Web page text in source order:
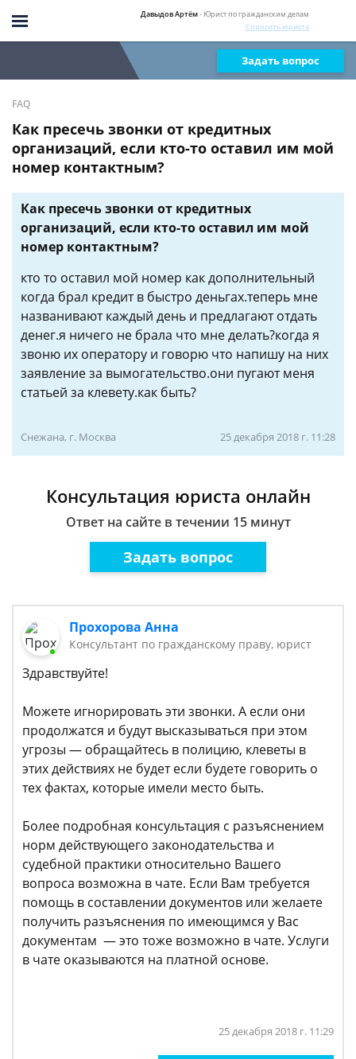
Давыдов Артём- Юрист по гражданским делам
Спросить юриста
Задать вопрос
FAQ
Как пресечь звонки от кредитных
организаций, если кто-то оставил им мой
номер контактным?
Как пресечь звонки от кредитных
организаций, если кто-то оставил им мой
номер контактным?
кто то оставил мой номер как дополнительный
когда брал кредит в быстро деньгах.теперь мне
названивают каждый день и предлагают отдать
денег.я ничего не брала что мне делать?когда я
звоню их оператору и говорю что напишу на них
заявление за вымогательство.они пугают меня
статьей за клевету.как быть?
Снежана, г. Москва 25 декабря 2018 г. 11:28
Консультация юриста онлайн
Ответ на сайте в течении 15 минут
Задать вопрос
Прохорова Анна
Консультант по гражданскому праву, юрист
Здравствуйте!
Можете игнорировать эти звонки. А если они
продолжатся и будут высказываться при этом
угрозы — обращайтесь в полицию, клеветы в
этих действиях не будет если будете говорить о
тех фактах, которые имели место быть.
Более подробная консультация с разъяснением
норм действующего законодательства и
судебной практики относительно Вашего
вопроса возможна в чате. Если Вам требуется
помощь в составлении документов или желаете
получить разъяснения по имеющимся у Вас
документам — это тоже возможно в чате. Услуги
в чате оказываются на платной основе.
25 декабря 2018 г. 11:29